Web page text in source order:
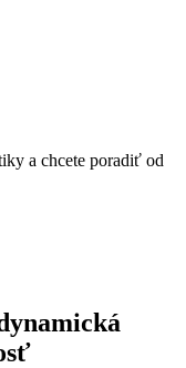
a chcete poradiť od